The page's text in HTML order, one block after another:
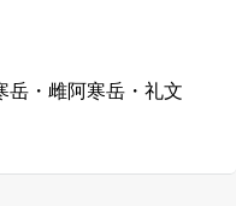
岳・ 雌阿寒岳・ 礼文